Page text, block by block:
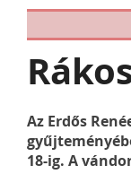
Az Erdős
18-ig. A